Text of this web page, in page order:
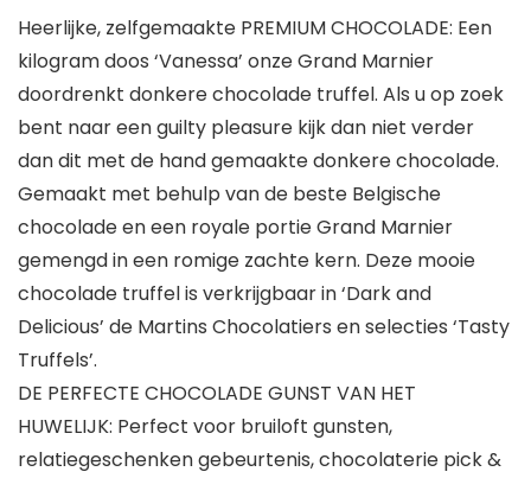
Heerlijke, zelfgemaakte PREMIUM CHOCOLADE: Een
kilogram doos ‘Vanessa’ onze Grand Marnier
doordrenkt donkere chocolade truffel. Als u op zoek
bent naar een guilty pleasure kijk dan niet verder
dan dit met de hand gemaakte donkere chocolade.
Gemaakt met behulp van de beste Belgische
chocolade en een royale portie Grand Marnier
gemengd in een romige zachte kern. Deze mooie
chocolade truffel is verkrijgbaar in ‘Dark and
Delicious’ de Martins Chocolatiers en selecties ‘Tasty
Truffels’.
DE PERFECTE CHOCOLADE GUNST VAN HET
HUWELIJK: Perfect voor bruiloft gunsten,
relatiegeschenken gebeurtenis, chocolaterie pick &